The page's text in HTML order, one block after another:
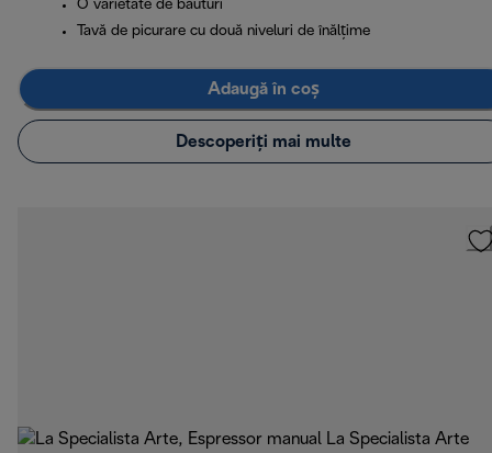
O varietate de băuturi
Tavă de picurare cu două niveluri de înălțime
Adaugă în coș
Descoperiți mai multe